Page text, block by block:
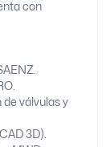
con
válvulas y
3D).